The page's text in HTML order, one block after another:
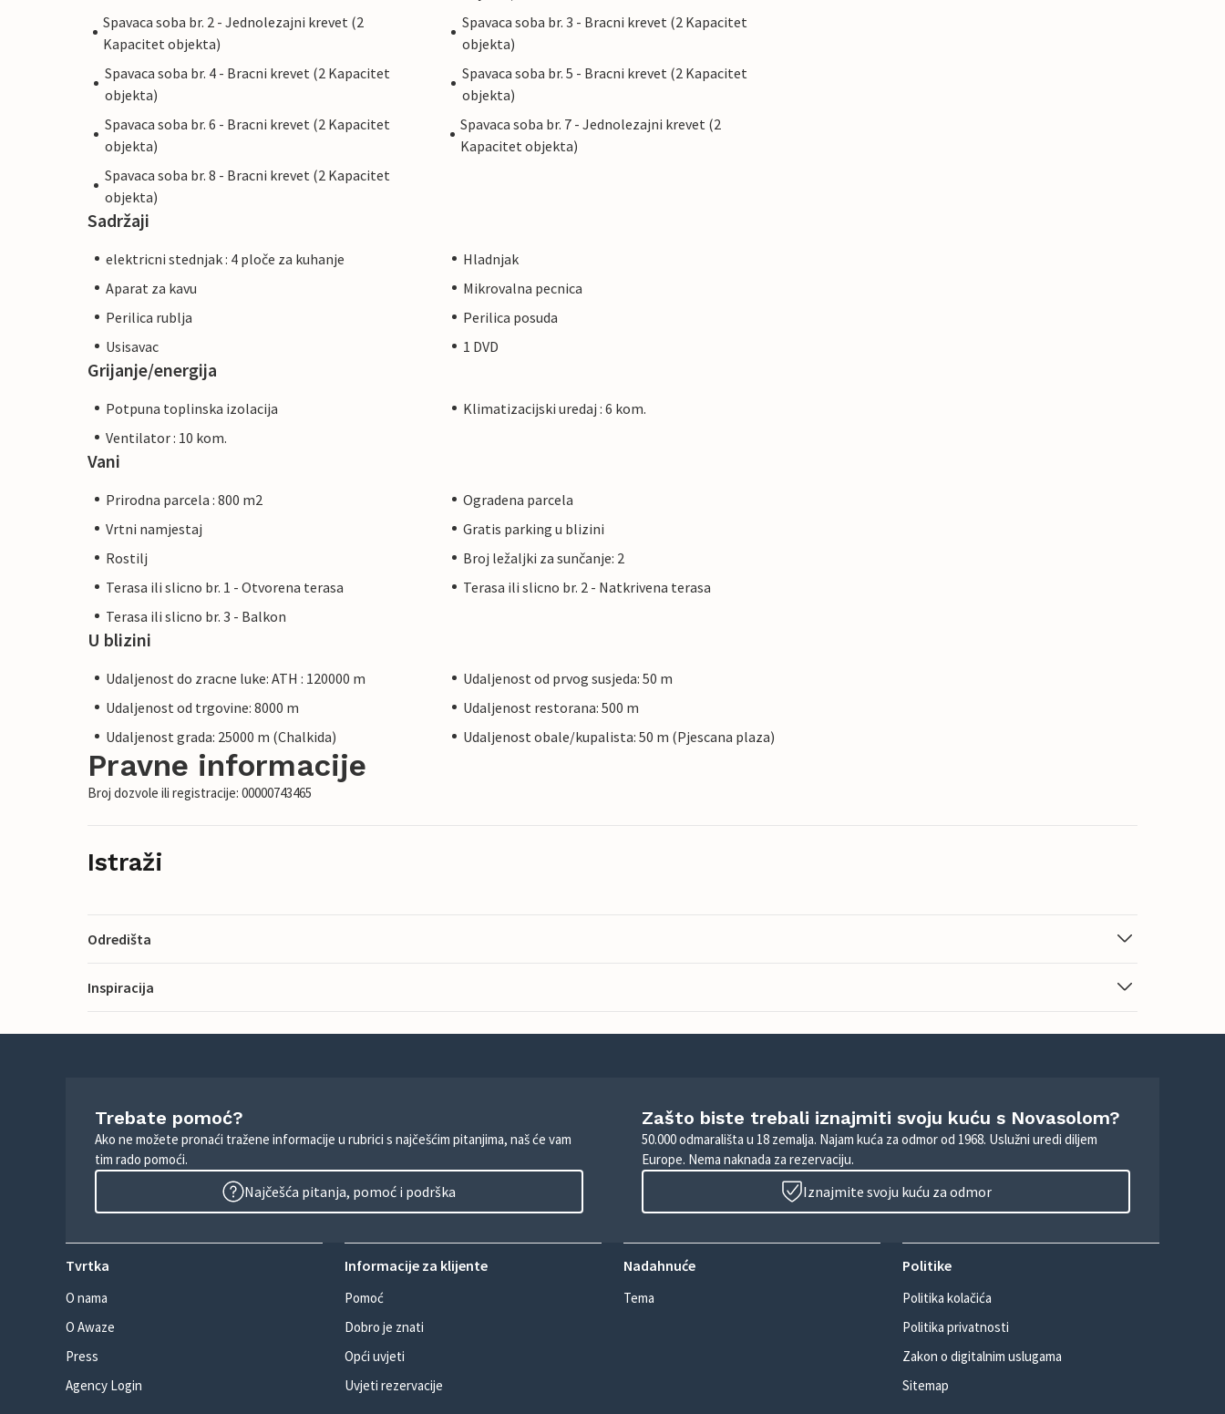
Spavaca soba br. 2 - Jednolezajni krevet (2
Kapacitet objekta)
Spavaca soba br. 3 - Bracni krevet (2 Kapacitet
objekta)
Spavaca soba br. 4 - Bracni krevet (2 Kapacitet
objekta)
Spavaca soba br. 5 - Bracni krevet (2 Kapacitet
objekta)
Spavaca soba br. 6 - Bracni krevet (2 Kapacitet
objekta)
Spavaca soba br. 7 - Jednolezajni krevet (2
Kapacitet objekta)
Spavaca soba br. 8 - Bracni krevet (2 Kapacitet
objekta)
Sadržaji
elektricni stednjak : 4 ploče za kuhanje
Hladnjak
Aparat za kavu
Mikrovalna pecnica
Perilica rublja
Perilica posuda
Usisavac
1 DVD
Grijanje/energija
Potpuna toplinska izolacija
Klimatizacijski uredaj : 6 kom.
Ventilator : 10 kom.
Vani
Prirodna parcela : 800 m2
Ogradena parcela
Vrtni namjestaj
Gratis parking u blizini
Rostilj
Broj ležaljki za sunčanje: 2
Terasa ili slicno br. 1 - Otvorena terasa
Terasa ili slicno br. 2 - Natkrivena terasa
Terasa ili slicno br. 3 - Balkon
U blizini
Udaljenost do zracne luke: ATH : 120000 m
Udaljenost od prvog susjeda: 50 m
Udaljenost od trgovine: 8000 m
Udaljenost restorana: 500 m
Udaljenost grada: 25000 m (Chalkida)
Udaljenost obale/kupalista: 50 m (Pjescana plaza)
Pravne informacije
Broj dozvole ili registracije: 00000743465
Istraži
Odredišta
Inspiracija
Trebate pomoć?
Ako ne možete pronaći tražene informacije u rubrici s najčešćim pitanjima, naš će vam
tim rado pomoći.
Najčešća pitanja, pomoć i podrška
Zašto biste trebali iznajmiti svoju kuću s Novasolom?
50.000 odmarališta u 18 zemalja. Najam kuća za odmor od 1968. Uslužni uredi diljem
Europe. Nema naknada za rezervaciju.
Iznajmite svoju kuću za odmor
Tvrtka
O nama
O Awaze
Press
Agency Login
Informacije za klijente
Pomoć
Dobro je znati
Opći uvjeti
Uvjeti rezervacije
Nadahnuće
Tema
Politike
Politika kolačića
Politika privatnosti
Zakon o digitalnim uslugama
Sitemap